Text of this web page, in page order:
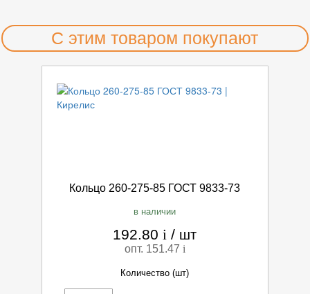
С этим товаром покупают
Кольцо 260-275-85 ГОСТ 9833-73
в наличии
192.80i / шт
опт. 151.47 i
Количество (шт)